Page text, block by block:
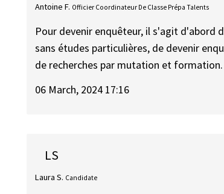
Antoine F. Officier Coordinateur De Classe Prépa Talents
Pour devenir enquêteur, il s'agit d'abord
sans études particulières, de devenir
de recherches par mutation et formation.
06 March, 2024 17:16
LS
Laura S. Candidate